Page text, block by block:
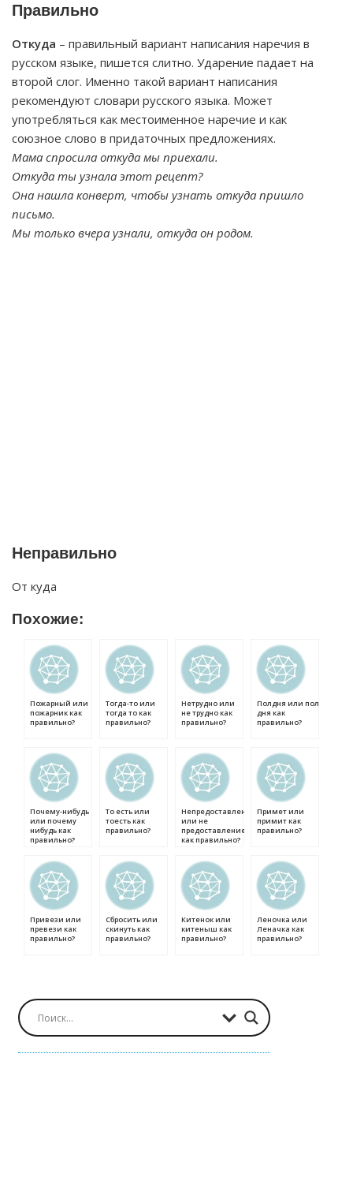
Правильно
Откуда – правильный вариант написания наречия в
русском языке, пишется слитно. Ударение падает на
второй слог. Именно такой вариант написания
рекомендуют словари русского языка. Может
употребляться как местоименное наречие и как
союзное слово в придаточных предложениях.
Мама спросила откуда мы приехали.
Откуда ты узнала этот рецепт?
Она нашла конверт, чтобы узнать откуда пришло
письмо.
Мы только вчера узнали, откуда он родом.
Неправильно
От куда
Похожие:
Пожарный или
пожарник как
правильно?
Тогда-то или
тогда то как
правильно?
Нетрудно или
не трудно как
правильно?
Полдня или пол
дня как
правильно?
Почему-нибудь
или почему
нибудь как
правильно?
То есть или
тоесть как
правильно?
Непредоставление
или не
предоставление
как правильно?
Примет или
примит как
правильно?
Привези или
превези как
правильно?
Сбросить или
скинуть как
правильно?
Китенок или
китеныш как
правильно?
Леночка или
Леначка как
правильно?